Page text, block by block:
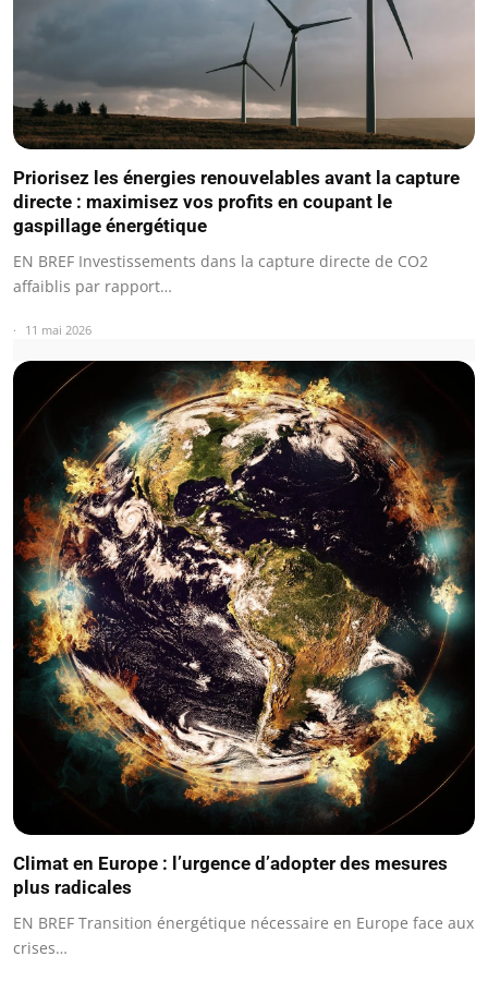
Priorisez les énergies renouvelables avant la capture
directe : maximisez vos profits en coupant le
gaspillage énergétique
EN BREF Investissements dans la capture directe de CO2
affaiblis par rapport…
11 mai 2026
Climat en Europe : l’urgence d’adopter des mesures
plus radicales
EN BREF Transition énergétique nécessaire en Europe face aux
crises…